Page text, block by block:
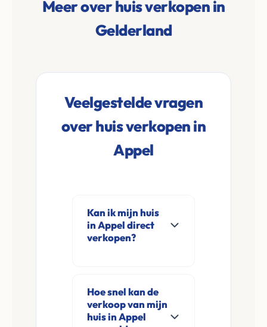
Meer over huis verkopen in
Gelderland
Veelgestelde vragen
over huis verkopen in
Appel
Kan ik mijn huis
in Appel direct
verkopen?
direct aan in Appel
en omgeving. U
Hoe snel kan de
verkoop van mijn
huis in Appel